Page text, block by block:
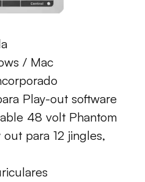
/ Mac
Play-out software
48 volt Phantom
para 12 jingles,